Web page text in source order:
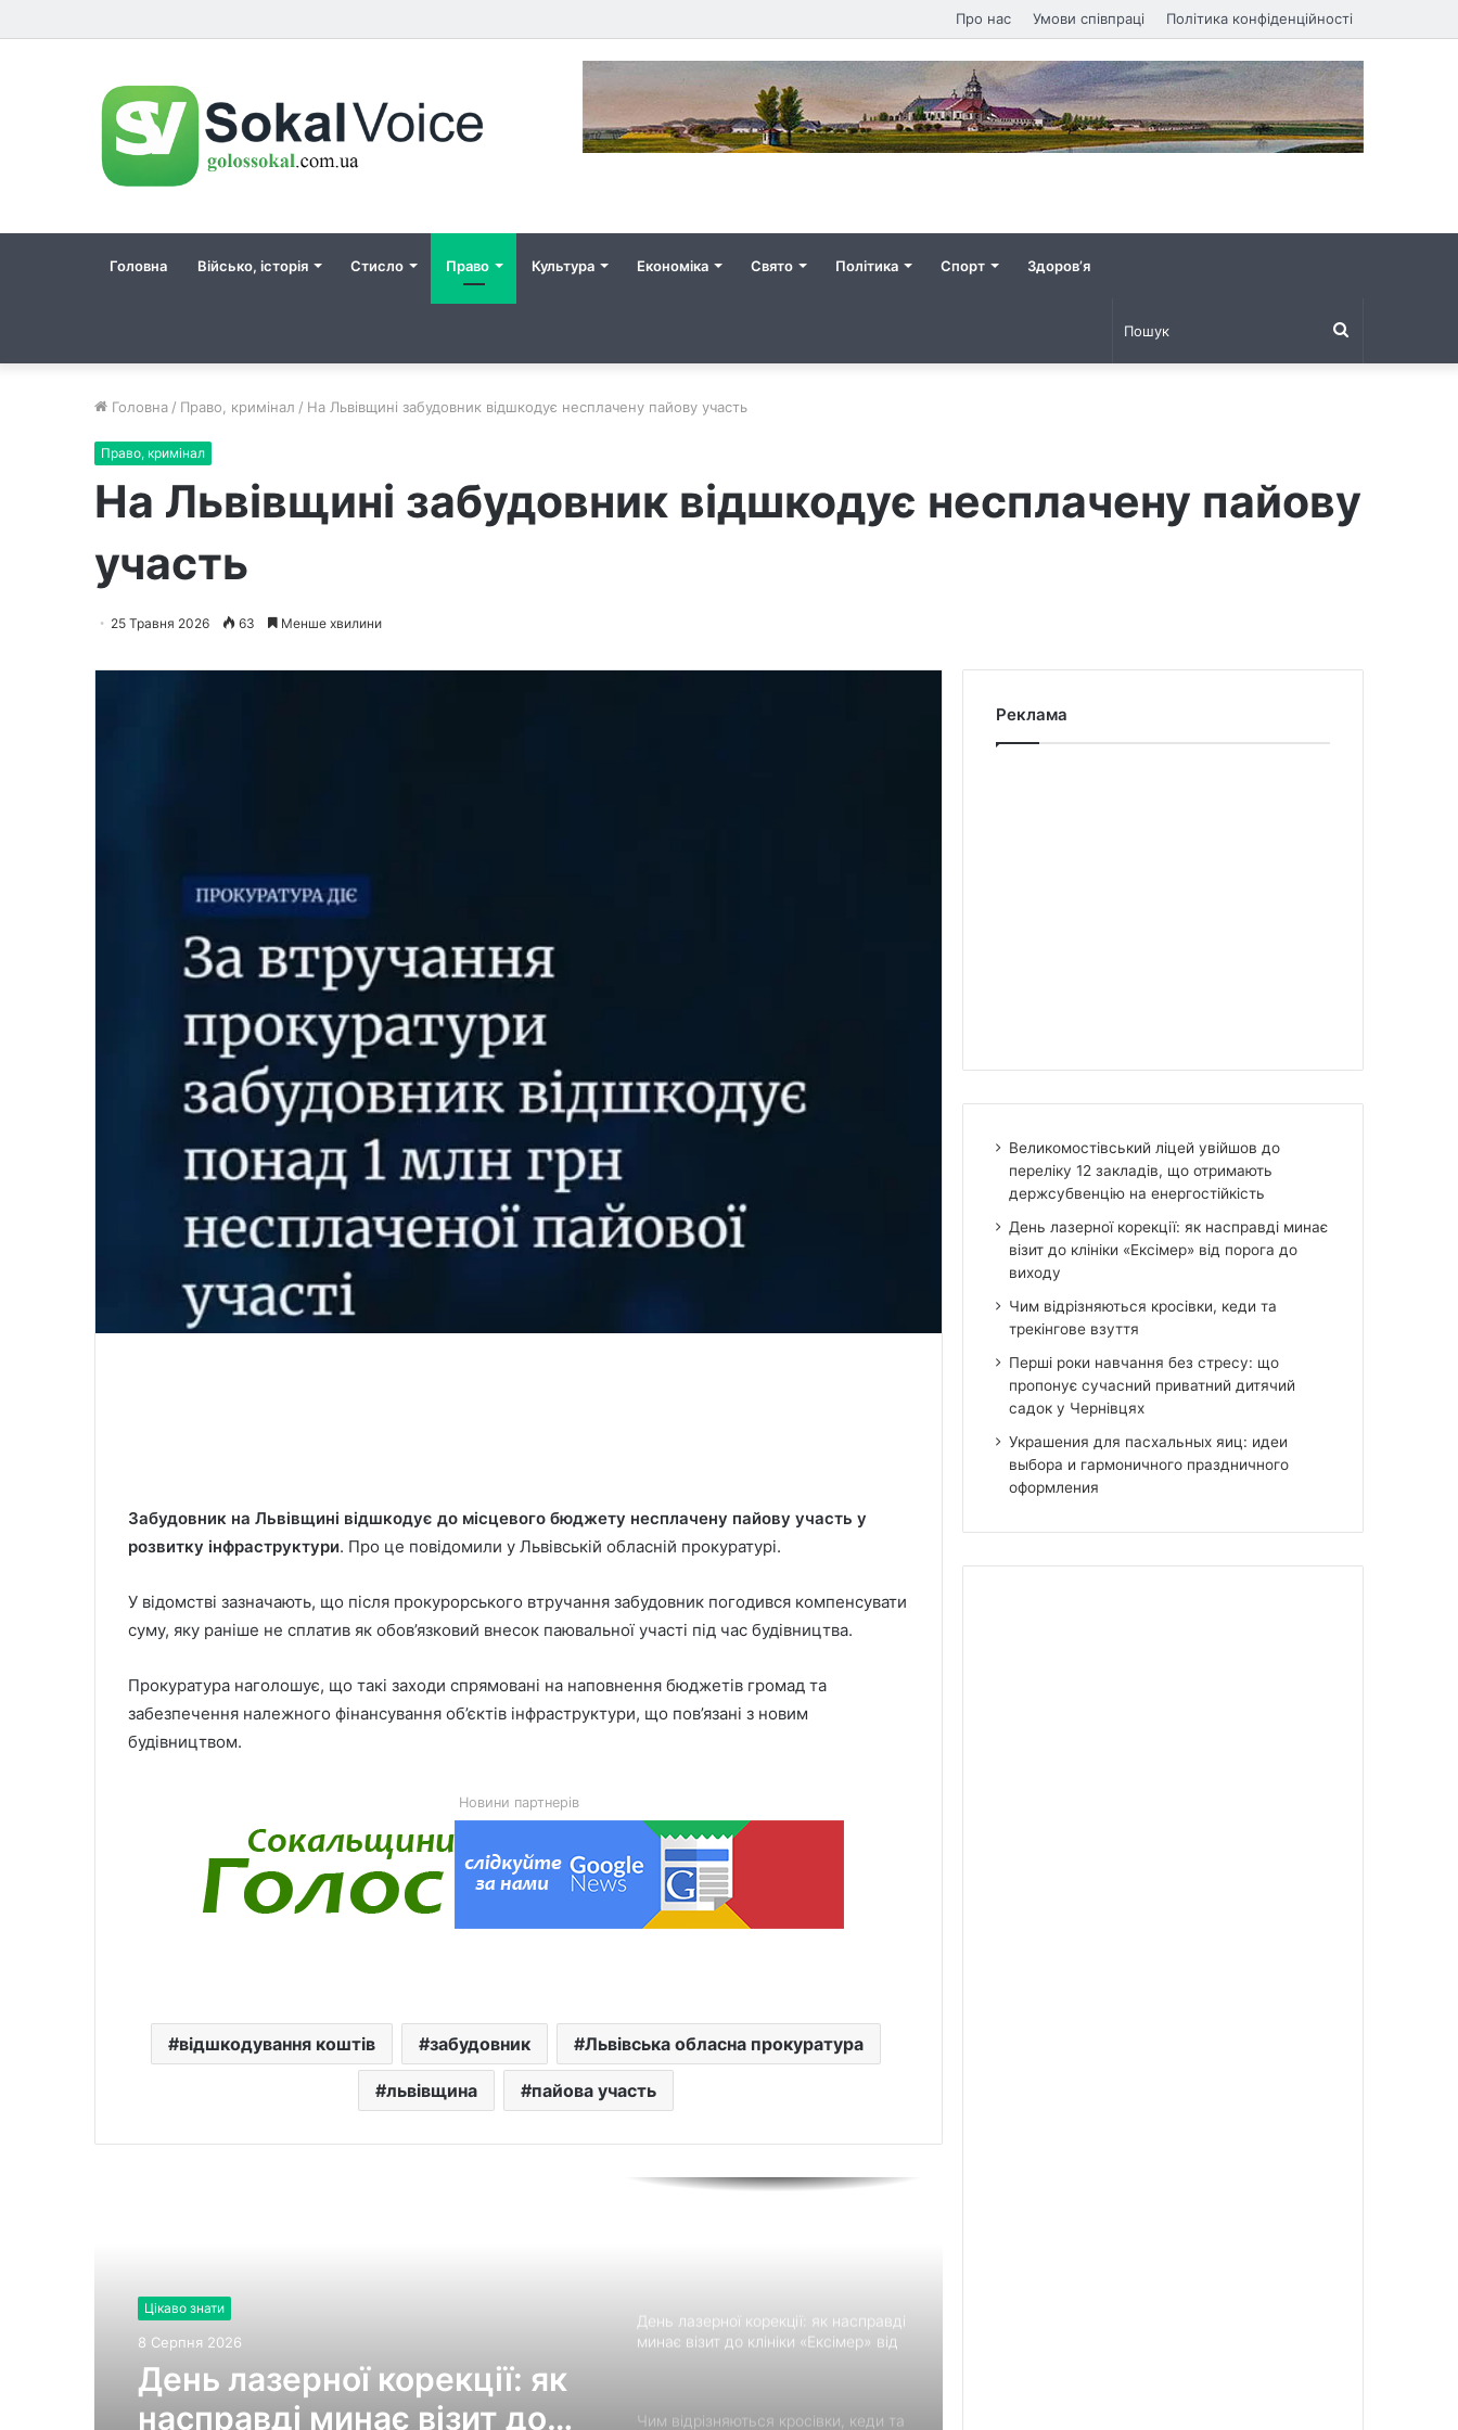
Про нас Умови співпраці Політика конфіденційності
Головна Військо, історія Стисло Право Культура Економіка Свято Політика Спорт Здоров’я
Головна / Право, кримінал / На Львівщині забудовник відшкодує несплачену пайову участь
Право, кримінал
На Львівщині забудовник відшкодує несплачену пайову
участь
25 Травня 2026 63 Менше хвилини
Забудовник на Львівщині відшкодує до місцевого бюджету несплачену пайову участь у
розвитку інфраструктури. Про це повідомили у Львівській обласній прокуратурі.
У відомстві зазначають, що після прокурорського втручання забудовник погодився компенсувати
суму, яку раніше не сплатив як обов’язковий внесок паювальної участі під час будівництва.
Прокуратура наголошує, що такі заходи спрямовані на наповнення бюджетів громад та
забезпечення належного фінансування об’єктів інфраструктури, що пов’язані з новим
будівництвом.
Новини партнерів
відшкодування коштів забудовник Львівська обласна прокуратура
львівщина пайова участь
Цікаво знати
8 Серпня 2026
День лазерної корекції: як
насправді минає візит до
Чим відрізняються кросівки, кеди та
трекінгове взуття
Перші роки навчання без стресу: що
Украшения для пасхальных яиц:
идеи выбора и гармоничного
праздничного оформления
ключ»: ТОП-7 форматів послуг
День лазерної корекції: як насправді
минає візит до клініки «Ексімер» від
Чим відрізняються кросівки, кеди та
Реклама
Великомостівський ліцей увійшов до
переліку 12 закладів, що отримають
держсубвенцію на енергостійкість
День лазерної корекції: як насправді минає
візит до клініки «Ексімер» від порога до
виходу
Чим відрізняються кросівки, кеди та
трекінгове взуття
Перші роки навчання без стресу: що
пропонує сучасний приватний дитячий
садок у Чернівцях
Украшения для пасхальных яиц: идеи
выбора и гармоничного праздничного
оформления